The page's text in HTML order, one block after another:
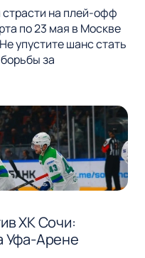
страсти на плей-офф
по 23 мая в Москве
упустите шанс стать
за
ХК Сочи:
Уфа-Арене